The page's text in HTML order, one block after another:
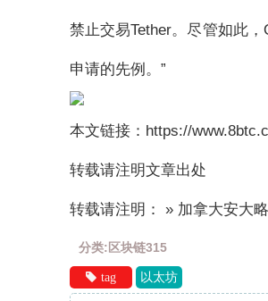
禁止交易Tether。尽管如此
申请的先例。”
本文链接：https://
转载请注明文章出处
转载请注明： » 加拿大安大
分类:区块链315
tag 以太坊